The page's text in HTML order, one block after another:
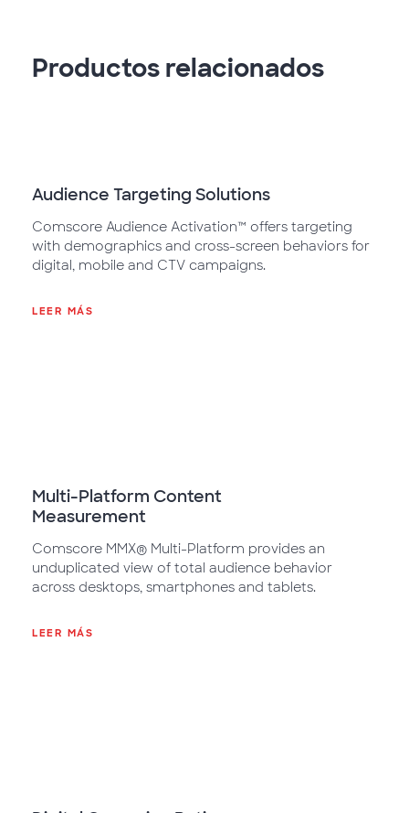
Productos relacionados
Audience Targeting Solutions
Comscore Audience Activation™ offers targeting
with demographics and cross-screen behaviors for
digital, mobile and CTV campaigns.
LEER MÁS
Multi-Platform Content
Measurement
Comscore MMX® Multi-Platform provides an
unduplicated view of total audience behavior
across desktops, smartphones and tablets.
LEER MÁS